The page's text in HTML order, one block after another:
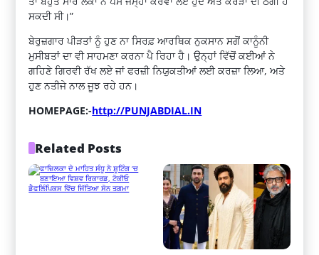
ਸਕਦੀ ਸੀ।”
ਬੇਰੁਜ਼ਗਾਰ ਪੀੜਤਾਂ ਨੂੰ ਹੁਣ ਨਾ ਸਿਰਫ਼ ਆਰਥਿਕ ਨੁਕਸਾਨ ਸਗੋਂ ਕਾਨੂੰਨੀ
ਮੁਸੀਬਤਾਂ ਦਾ ਵੀ ਸਾਹਮਣਾ ਕਰਨਾ ਪੈ ਰਿਹਾ ਹੈ। ਉਨ੍ਹਾਂ ਵਿੱਚੋਂ ਕਈਆਂ ਨੇ
ਗਹਿਣੇ ਗਿਰਵੀ ਰੱਖ ਲਏ ਜਾਂ ਫਰਜ਼ੀ ਨਿਯੁਕਤੀਆਂ ਲਈ ਕਰਜ਼ਾ ਲਿਆ, ਅਤੇ
ਹੁਣ ਨਤੀਜੇ ਨਾਲ ਜੂਝ ਰਹੇ ਹਨ।
HOMEPAGE:-http://PUNJABDIAL.IN
Related Posts